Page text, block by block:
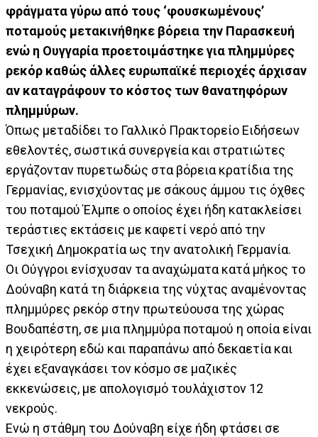
φράγματα γύρω από τους ‘φουσκωμένους’
ποταμούς μετακινήθηκε βόρεια την Παρασκευή
ενώ η Ουγγαρία προετοιμάστηκε για πλημμύρες
ρεκόρ καθώς άλλες ευρωπαϊκέ περιοχές άρχισαν
αν καταγράφουν το κόστος των θανατηφόρων
πλημμύρων.
Όπως μεταδίδει το Γαλλικό Πρακτορείο Ειδήσεων
εθελοντές, σωστικά συνεργεία και στρατιώτες
εργάζονταν πυρετωδώς στα βόρεια κρατίδια της
Γερμανίας, ενισχύοντας με σάκους άμμου τις όχθες
του ποταμού Έλμπε ο οποίος έχει ήδη κατακλείσει
τεράστιες εκτάσεις με καφετί νερό από την
Τσεχική Δημοκρατία ως την ανατολική Γερμανία.
Οι Ούγγροι ενίσχυσαν τα αναχώματα κατά μήκος το
Δούναβη κατά τη διάρκεια της νύχτας αναμένοντας
πλημμύρες ρεκόρ στην πρωτεύουσα της χώρας
Βουδαπέστη, σε μια πλημμύρα ποταμού η οποία είναι
η χειρότερη εδώ και παραπάνω από δεκαετία και
έχει εξαναγκάσει τον κόσμο σε μαζικές
εκκενώσεις, με απολογισμό τουλάχιστον 12
νεκρούς.
Ενώ η στάθμη του Δούναβη είχε ήδη φτάσει σε